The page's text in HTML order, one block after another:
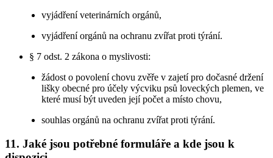
vyjádření veterinárních orgánů,
vyjádření orgánů na ochranu zvířat proti týrání.
§ 7 odst. 2 zákona o myslivosti:
žádost o povolení chovu zvěře v zajetí pro dočasné držení
lišky obecné pro účely výcviku psů loveckých plemen, ve
které musí být uveden její počet a místo chovu,
souhlas orgánů na ochranu zvířat proti týrání.
11. Jaké jsou potřebné formuláře a kde jsou k